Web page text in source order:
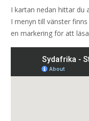
I kartan nedan hittar du
I menyn till vänster
en markering för att